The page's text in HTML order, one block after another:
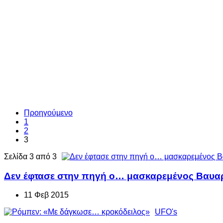
Προηγούμενο
1
2
3
Σελίδα 3 από 3
Δεν έφτασε στην πηγή ο… μασκαρεμένος
11 Φεβ 2015
UFO's